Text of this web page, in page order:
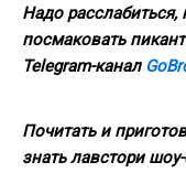
Надо
посмаковать
Telegram-канал
Почитать и
знать лавстори